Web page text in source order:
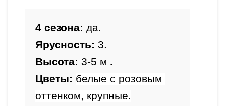
4 сезона: да.
Ярусность: 3.
Высота: 3-5 м .
Цветы: белые с розовым
оттенком, крупные.